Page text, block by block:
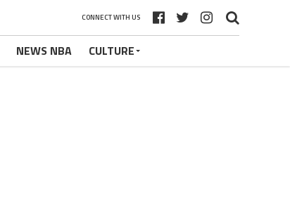
CONNECT WITH US
NEWS NBA CULTURE